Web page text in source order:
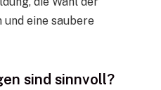
und eine saubere
sind sinnvoll?